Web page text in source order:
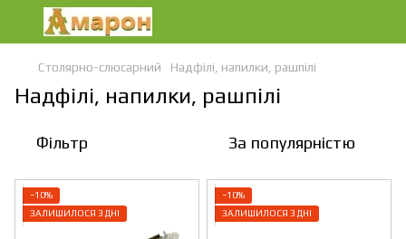
Столярно-слюсарний Надфілі, напилки, рашпілі
Надфілі, напилки, рашпілі
Фільтр За популярністю
−10%
ЗАЛИШИЛОСЯ 3 ДНІ
−10%
ЗАЛИШИЛОСЯ 3 ДНІ